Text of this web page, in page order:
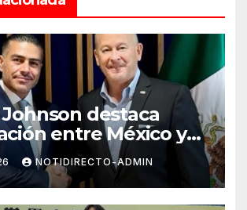
destaca
entre México y
la seguridad en
de
NOTIDIRECTO-ADMIN